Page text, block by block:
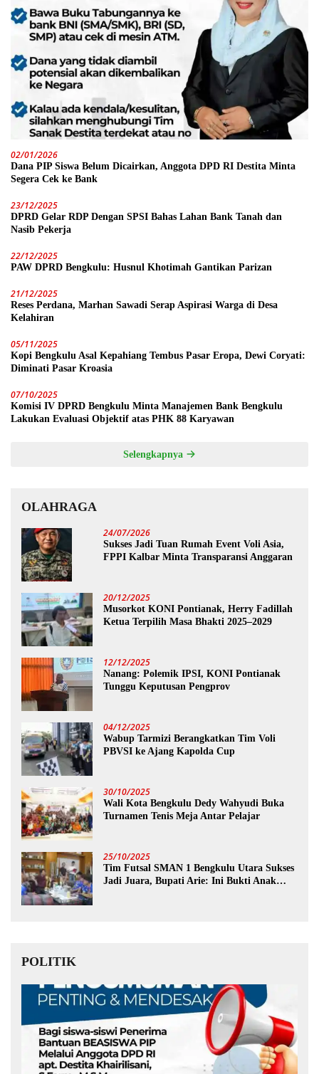
02/01/2026
Dana PIP Siswa Belum Dicairkan, Anggota DPD RI Destita Minta
Segera Cek ke Bank
23/12/2025
DPRD Gelar RDP Dengan SPSI Bahas Lahan Bank Tanah dan
Nasib Pekerja
22/12/2025
PAW DPRD Bengkulu: Husnul Khotimah Gantikan Parizan
21/12/2025
Reses Perdana, Marhan Sawadi Serap Aspirasi Warga di Desa
Kelahiran
05/11/2025
Kopi Bengkulu Asal Kepahiang Tembus Pasar Eropa, Dewi Coryati:
Diminati Pasar Kroasia
07/10/2025
Komisi IV DPRD Bengkulu Minta Manajemen Bank Bengkulu
Lakukan Evaluasi Objektif atas PHK 88 Karyawan
Selengkapnya
OLAHRAGA
24/07/2026
Sukses Jadi Tuan Rumah Event Voli Asia,
FPPI Kalbar Minta Transparansi Anggaran
20/12/2025
Musorkot KONI Pontianak, Herry Fadillah
Ketua Terpilih Masa Bhakti 2025–2029
12/12/2025
Nanang: Polemik IPSI, KONI Pontianak
Tunggu Keputusan Pengprov
04/12/2025
Wabup Tarmizi Berangkatkan Tim Voli
PBVSI ke Ajang Kapolda Cup
30/10/2025
Wali Kota Bengkulu Dedy Wahyudi Buka
Turnamen Tenis Meja Antar Pelajar
25/10/2025
Tim Futsal SMAN 1 Bengkulu Utara Sukses
Jadi Juara, Bupati Arie: Ini Bukti Anak
POLITIK